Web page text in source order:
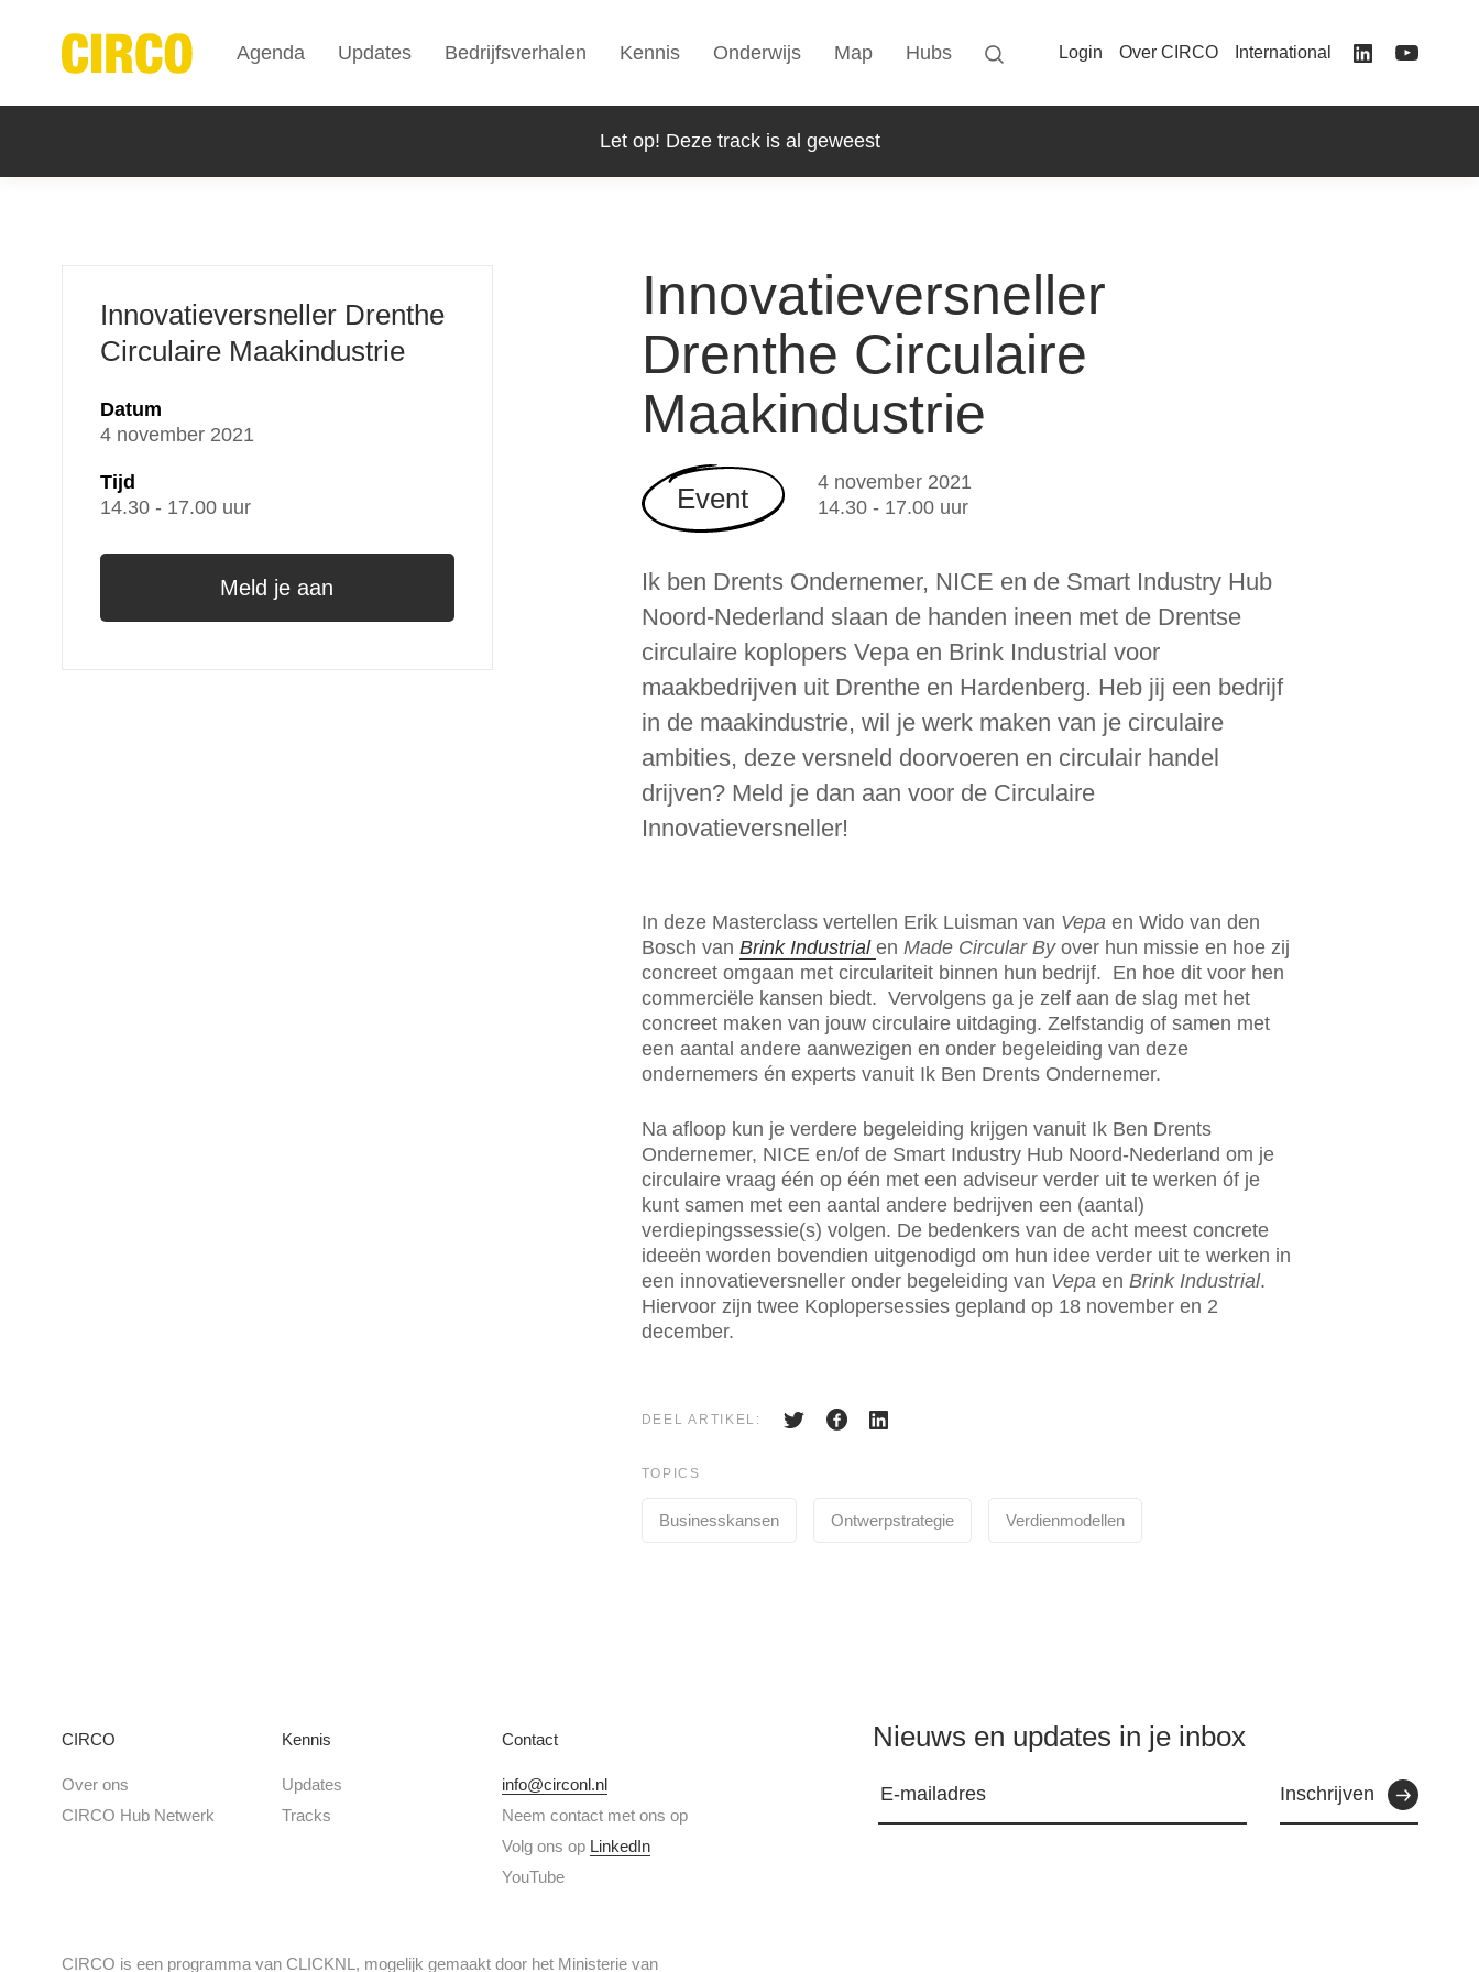
Innovatieversneller
Drenthe Circulaire
Maakindustrie
Event
4 november 2021
14.30 - 17.00 uur
Ik ben Drents Ondernemer, NICE en de Smart Industry Hub
Noord-Nederland slaan de handen ineen met de Drentse
circulaire koplopers Vepa en Brink Industrial voor
maakbedrijven uit Drenthe en Hardenberg. Heb jij een bedrijf
in de maakindustrie, wil je werk maken van je circulaire
ambities, deze versneld doorvoeren en circulair handel
drijven? Meld je dan aan voor de Circulaire
Innovatieversneller!
In deze Masterclass vertellen Erik Luisman van Vepaen Wido van den
Bosch van Brink Industrial en Made Circular Byover hun missie en hoe zij
concreet omgaan met circulariteit binnen hun bedrijf. En hoe dit voor hen
commerciële kansen biedt. Vervolgens ga je zelf aan de slag met het
concreet maken van jouw circulaire uitdaging. Zelfstandig of samen met
een aantal andere aanwezigen en onder begeleiding van deze
ondernemers én experts vanuit Ik Ben Drents Ondernemer.
Na afloop kun je verdere begeleiding krijgen vanuit Ik Ben Drents
Ondernemer, NICE en/of de Smart Industry Hub Noord-Nederland om je
circulaire vraag één op één met een adviseur verder uit te werken óf je
kunt samen met een aantal andere bedrijven een (aantal)
verdiepingssessie(s) volgen. De bedenkers van de acht meest concrete
ideeën worden bovendien uitgenodigd om hun idee verder uit te werken in
een innovatieversneller onder begeleiding van Vepaen Brink Industrial.
Hiervoor zijn twee Koplopersessies gepland op 18 november en 2
december.
DEEL ARTIKEL:
TOPICS
Businesskansen Ontwerpstrategie Verdienmodellen
Innovatieversneller Drenthe
Circulaire Maakindustrie
Datum
4 november 2021
Tijd
14.30 - 17.00 uur
Meld je aan
CIRCO
Over ons
CIRCO Hub Netwerk
Kennis
Updates
Tracks
Contact
info@circonl.nl
Neem contact met ons op
Volg ons op LinkedIn
YouTube
Nieuws en updates in je inbox
Inschrijven
CIRCO is een programma van CLICKNL, mogelijk gemaakt door het Ministerie van
Agenda Updates Bedrijfsverhalen Kennis Onderwijs Map Hubs Login Over CIRCO International
Let op! Deze track is al geweest